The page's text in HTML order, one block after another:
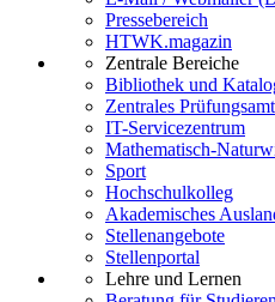
Pressebereich
HTWK.magazin
Zentrale Bereiche
Bibliothek und
Zentrales Prüfungsamt
IT-Servicezentrum
Mathematisch-
Sport
Hochschulkolleg
Akademisches
Stellenangebote
Stellenportal
Lehre und Lernen